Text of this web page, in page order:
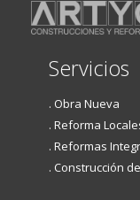
Servicios
. Obra Nueva
. Reforma
. Reformas
. Construcción